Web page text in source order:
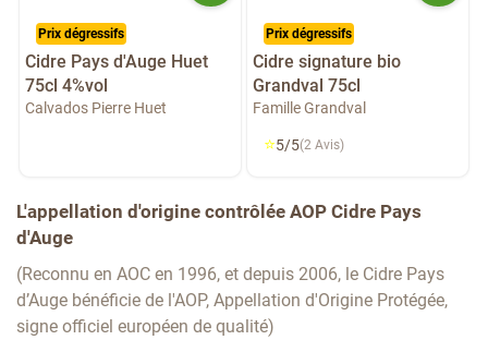
Prix dégressifs
Cidre Pays d'Auge Huet
75cl 4%vol
Calvados Pierre Huet
Prix dégressifs
Cidre signature bio
Grandval 75cl
Famille Grandval
⭐5/5(2 Avis)
L'appellation d'origine contrôlée AOP Cidre Pays
d'Auge
(Reconnu en AOC en 1996, et depuis 2006, le Cidre Pays
d’Auge bénéficie de l'AOP, Appellation d'Origine Protégée,
signe officiel européen de qualité)